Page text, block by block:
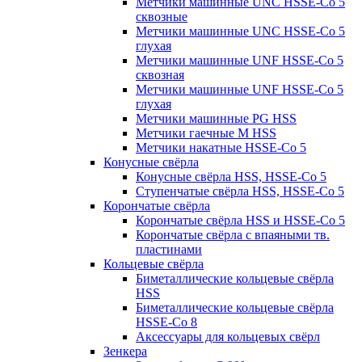
сквозные
Метчики машинные UNC HSSE-Co 5
глухая
Метчики машинные UNF HSSE-Co 5
сквозная
Метчики машинные UNF HSSE-Co 5
глухая
Метчики машинные PG HSS
Метчики гаечные M HSS
Метчики накатные HSSE-Co 5
Конусные свёрла
Конусные свёрла HSS, HSSE-Co 5
Ступенчатые свёрла HSS, HSSE-Co 5
Корончатые свёрла
Корончатые свёрла HSS и HSSE-Co 5
Корончатые свёрла с впаяными тв.
пластинами
Кольцевые свёрла
Биметаллические кольцевые свёрла
HSS
Биметаллические кольцевые свёрла
HSSE-Co 8
Аксессуары для кольцевых свёрл
Зенкера